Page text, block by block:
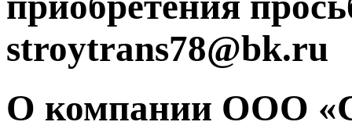
stroytrans78@bk.ru
О компании ООО